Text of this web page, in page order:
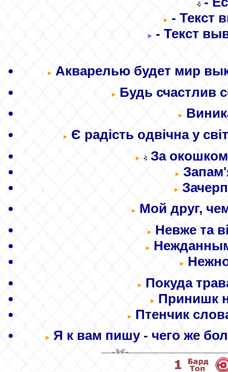
- Текст
- Текст
Акварелью будет мир
Будь счастлив
Є радість одвічна у
За
Мой друг,
Невже та
Покуда
Принишк
Птенчик
Я к вам пишу - чего же